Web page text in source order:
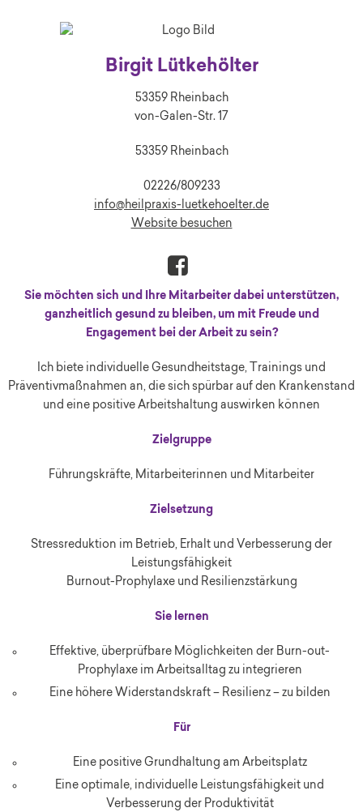
Birgit Lütkehölter
53359 Rheinbach
von-Galen-Str. 17
53359 Rheinbach
02226/809233
info@heilpraxis-luetkehoelter.de
Website besuchen
Sie möchten sich und Ihre Mitarbeiter dabei unterstützen,
ganzheitlich gesund zu bleiben, um mit Freude und
Engagement bei der Arbeit zu sein?
Ich biete individuelle Gesundheitstage, Trainings und
Präventivmaßnahmen an, die sich spürbar auf den Krankenstand
und eine positive Arbeitshaltung auswirken können
Zielgruppe
Führungskräfte, Mitarbeiterinnen und Mitarbeiter
Zielsetzung
Stressreduktion im Betrieb, Erhalt und Verbesserung der
Leistungsfähigkeit
Burnout-Prophylaxe und Resilienzstärkung
Sie lernen
Effektive, überprüfbare Möglichkeiten der Burn-out-
Prophylaxe im Arbeitsalltag zu integrieren
Eine höhere Widerstandskraft – Resilienz – zu bilden
Für
Eine positive Grundhaltung am Arbeitsplatz
Eine optimale, individuelle Leistungsfähigkeit und
Verbesserung der Produktivität